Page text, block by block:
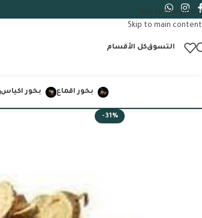
Skip to navigation
Skip to main content
التسوقكل الأقسام
بخور اقماع بخور اكياس
-31%